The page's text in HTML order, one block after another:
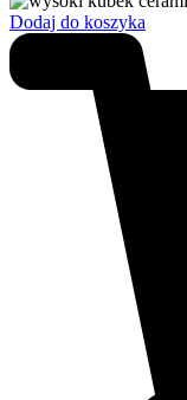
Dodaj do koszyka